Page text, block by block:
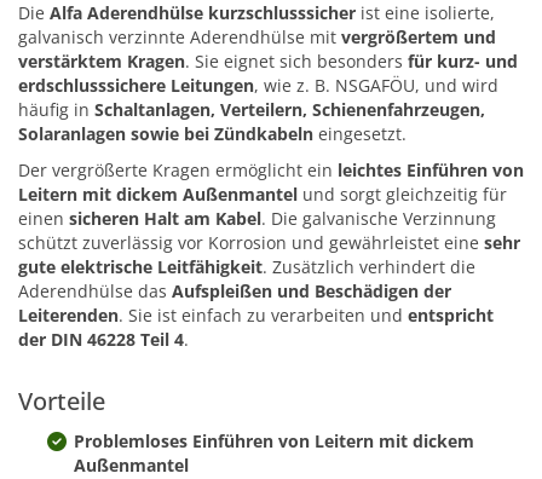
Die Alfa Aderendhülse kurzschlusssicher ist eine isolierte,
galvanisch verzinnte Aderendhülse mit vergrößertem und
verstärktem Kragen. Sie eignet sich besonders für kurz- und
erdschlusssichere Leitungen, wie z. B. NSGAFÖU, und wird
häufig in Schaltanlagen, Verteilern, Schienenfahrzeugen,
Solaranlagen sowie bei Zündkabeln eingesetzt.
Der vergrößerte Kragen ermöglicht ein leichtes Einführen von
Leitern mit dickem Außenmantel und sorgt gleichzeitig für
einen sicheren Halt am Kabel. Die galvanische Verzinnung
schützt zuverlässig vor Korrosion und gewährleistet eine sehr
gute elektrische Leitfähigkeit. Zusätzlich verhindert die
Aderendhülse das Aufspleißen und Beschädigen der
Leiterenden. Sie ist einfach zu verarbeiten und entspricht
der DIN 46228 Teil 4.
Vorteile
Problemloses Einführen von Leitern mit dickem
Außenmantel